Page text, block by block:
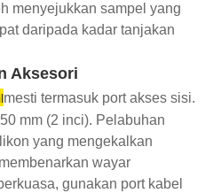
menyejukkan sampel yang
daripada kadar tanjakan
Aksesori
mesti termasuk port akses sisi.
mm (2 inci). Pelabuhan
yang mengekalkan
wayar
gunakan port kabel